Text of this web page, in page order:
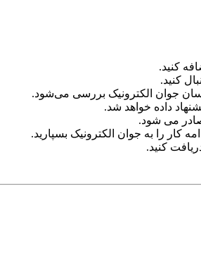
کنید.
کنید.
جوان الکترونیک بررسی می‌شود.
داده خواهد شد.
می شود.
کار را به جوان الکترونیک بسپارید.
کنید.